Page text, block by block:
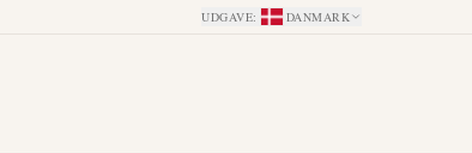
UDGAVE: DANMARK